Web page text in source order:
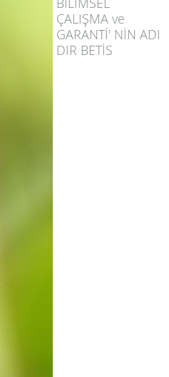
KALİTE,
PROFESYONELLİK,
TEKNİK KADRO,
BİLİMSEL